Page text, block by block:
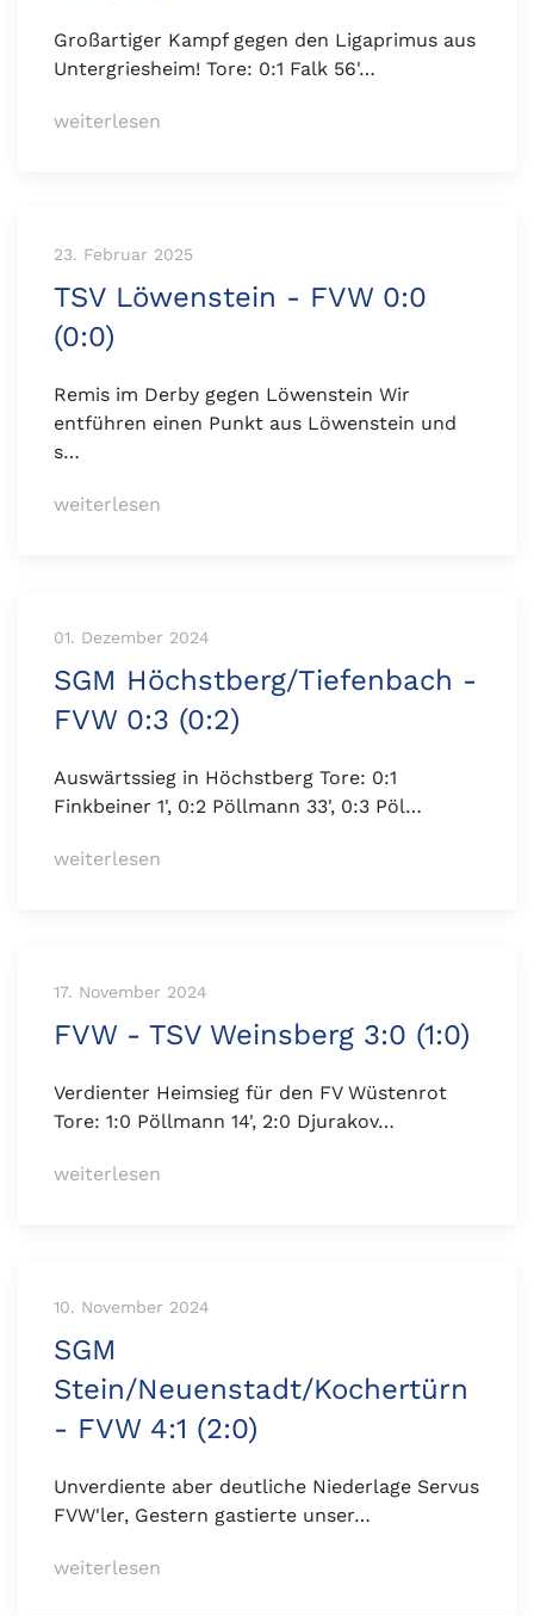
Großartiger Kampf gegen den Ligaprimus aus
Untergriesheim! Tore: 0:1 Falk 56'…
weiterlesen
23. Februar 2025
TSV Löwenstein - FVW 0:0
(0:0)
Remis im Derby gegen Löwenstein Wir
entführen einen Punkt aus Löwenstein und
s…
weiterlesen
01. Dezember 2024
SGM Höchstberg/Tiefenbach -
FVW 0:3 (0:2)
Auswärtssieg in Höchstberg Tore: 0:1
Finkbeiner 1', 0:2 Pöllmann 33', 0:3 Pöl…
weiterlesen
17. November 2024
FVW - TSV Weinsberg 3:0 (1:0)
Verdienter Heimsieg für den FV Wüstenrot
Tore: 1:0 Pöllmann 14', 2:0 Djurakov…
weiterlesen
10. November 2024
SGM
Stein/Neuenstadt/Kochertürn
- FVW 4:1 (2:0)
Unverdiente aber deutliche Niederlage Servus
FVW'ler, Gestern gastierte unser…
weiterlesen